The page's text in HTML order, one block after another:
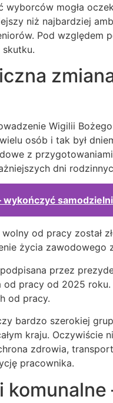
mogła
niż najbardziej
Pod względem
skutku.
Wigilii
osób i tak był
z
dni
od pracy został
życia
przez
pracy od 2025
od pracy.
bardzo szerokiej
kraju.
zdrowia,
pracownika.